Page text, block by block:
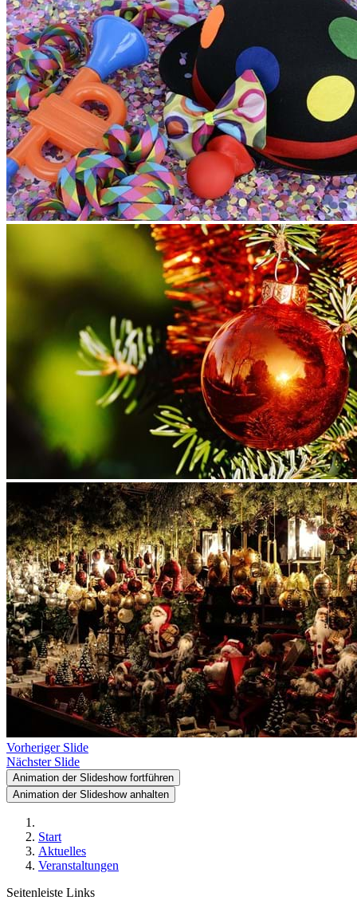
Vorheriger Slide
Nächster Slide
Animation der Slideshow fortführen
Animation der Slideshow anhalten
Start
Aktuelles
Veranstaltungen
Seitenleiste Links